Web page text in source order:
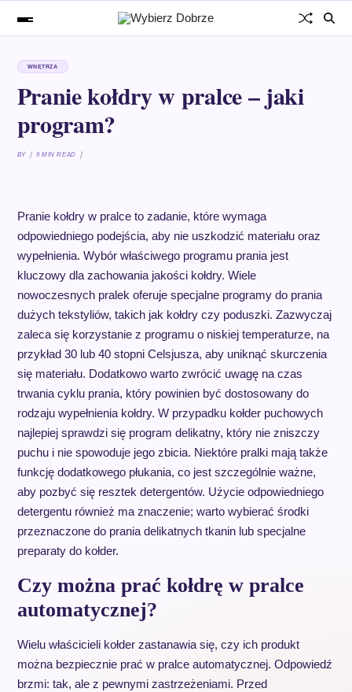
WNĘTRZA
Pranie kołdry w pralce – jaki
program?
BY 9 MIN READ
Pranie kołdry w pralce to zadanie, które wymaga
odpowiedniego podejścia, aby nie uszkodzić materiału oraz
wypełnienia. Wybór właściwego programu prania jest
kluczowy dla zachowania jakości kołdry. Wiele
nowoczesnych pralek oferuje specjalne programy do prania
dużych tekstyliów, takich jak kołdry czy poduszki. Zazwyczaj
zaleca się korzystanie z programu o niskiej temperaturze, na
przykład 30 lub 40 stopni Celsjusza, aby uniknąć skurczenia
się materiału. Dodatkowo warto zwrócić uwagę na czas
trwania cyklu prania, który powinien być dostosowany do
rodzaju wypełnienia kołdry. W przypadku kołder puchowych
najlepiej sprawdzi się program delikatny, który nie zniszczy
puchu i nie spowoduje jego zbicia. Niektóre pralki mają także
funkcję dodatkowego płukania, co jest szczególnie ważne,
aby pozbyć się resztek detergentów. Użycie odpowiedniego
detergentu również ma znaczenie; warto wybierać środki
przeznaczone do prania delikatnych tkanin lub specjalne
preparaty do kołder.
Czy można prać kołdrę w pralce
automatycznej?
Wielu właścicieli kołder zastanawia się, czy ich produkt
można bezpiecznie prać w pralce automatycznej. Odpowiedź
brzmi: tak, ale z pewnymi zastrzeżeniami. Przed